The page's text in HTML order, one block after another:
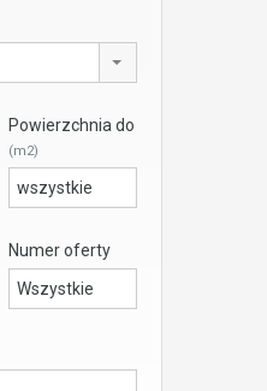
Powierzchnia do
(m2)
Numer oferty